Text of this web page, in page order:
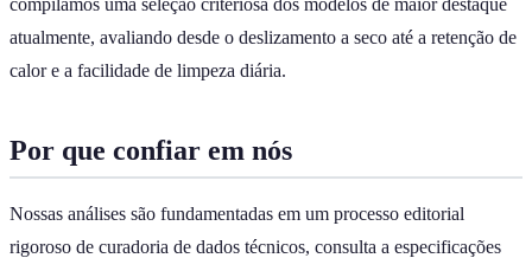
atualmente, avaliando desde o deslizamento a seco até a retenção de
calor e a facilidade de limpeza diária.
Por que confiar em nós
Nossas análises são fundamentadas em um processo editorial
rigoroso de curadoria de dados técnicos, consulta a especificações